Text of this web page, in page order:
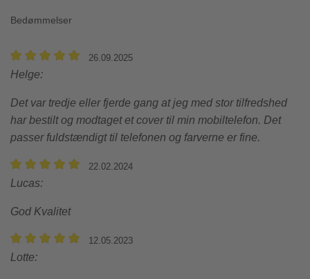
Bedømmelser
26.09.2025
Helge:
Det var tredje eller fjerde gang at jeg med stor tilfredshed
har bestilt og modtaget et cover til min mobiltelefon. Det
passer fuldstændigt til telefonen og farverne er fine.
22.02.2024
Lucas:
God Kvalitet
12.05.2023
Lotte: